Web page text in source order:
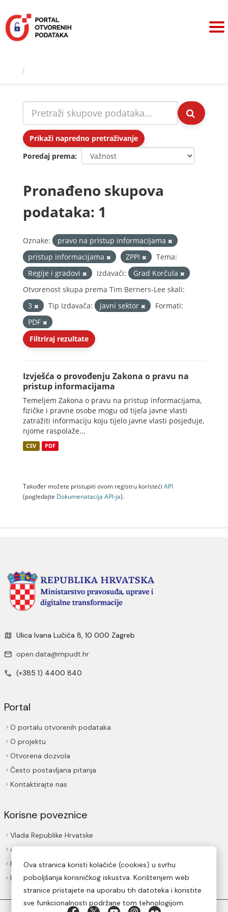
sadržaj
Prikaži napredno pretraživanje
Poredaj prema
Pronađeno skupova
podataka: 1
Oznake:
pravo na pristup informacijama
pristup informacijama
ZPPI
Tema:
Regije i gradovi
Izdavači:
Grad Korčula
Otvorenost skupa prema Tim Berners-Lee skali:
3
Tip Izdavača: Javni sektor
Formati:
PDF
Filtriraj rezultate
Izvješća o provođenju Zakona o pravu na
pristup informacijama
Temeljem Zakona o pravu na pristup informacijama,
fizičke i pravne osobe mogu od tijela javne vlasti
zatražiti informaciju koju tijelo javne vlasti posjeduje,
njome raspolaže...
CSV PDF
Također možete pristupiti ovom registru koristeći API
(pogledajte Dokumenаtаcijа API-jа).